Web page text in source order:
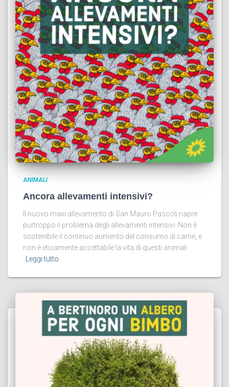
ANIMALI
Ancora allevamenti intensivi?
Il nuovo maxi allevamento di San Mauro Pascoli riapre
purtroppo il problema degli allevamenti intensivi. Non è
sostenibile il continuo aumento del consumo di carne, e
non è eticamente accettabile la vita di questi animali
Leggi tutto